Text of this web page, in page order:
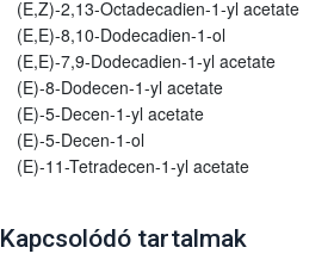
(E,Z)-2,13-Octadecadien-1-yl acetate
(E,E)-8,10-Dodecadien-1-ol
(E,E)-7,9-Dodecadien-1-yl acetate
(E)-8-Dodecen-1-yl acetate
(E)-5-Decen-1-yl acetate
(E)-5-Decen-1-ol
(E)-11-Tetradecen-1-yl acetate
Kapcsolódó tartalmak